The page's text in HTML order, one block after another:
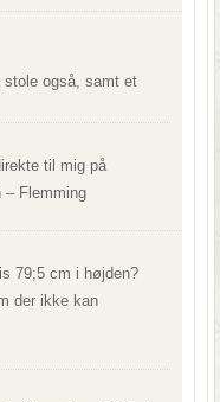
stole også, samt et
til mig på
– Flemming
79;5 cm i højden?
der ikke kan